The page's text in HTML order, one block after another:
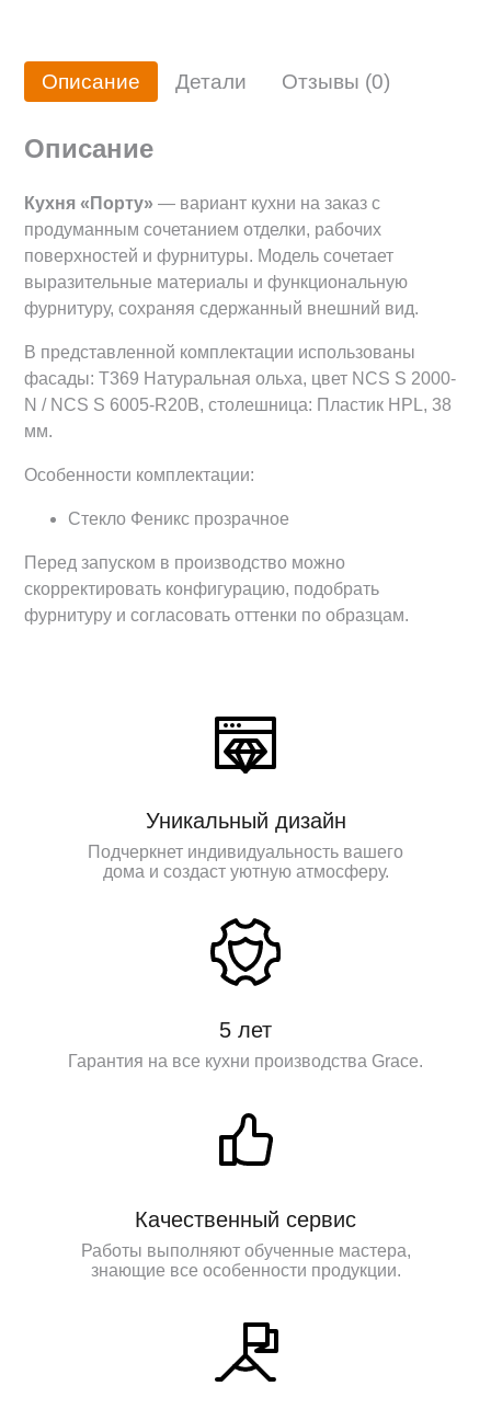
Описание Детали Отзывы (0)
Описание
Кухня «Порту» — вариант кухни на заказ с
продуманным сочетанием отделки, рабочих
поверхностей и фурнитуры. Модель сочетает
выразительные материалы и функциональную
фурнитуру, сохраняя сдержанный внешний вид.
В представленной комплектации использованы
фасады: Т369 Натуральная ольха, цвет NCS S 2000-
N / NCS S 6005-R20B, столешница: Пластик HPL, 38
мм.
Особенности комплектации:
Стекло Феникс прозрачное
Перед запуском в производство можно
скорректировать конфигурацию, подобрать
фурнитуру и согласовать оттенки по образцам.
Уникальный дизайн
Подчеркнет индивидуальность вашего
дома и создаст уютную атмосферу.
5 лет
Гарантия на все кухни производства Grace.
Качественный сервис
Работы выполняют обученные мастера,
знающие все особенности продукции.